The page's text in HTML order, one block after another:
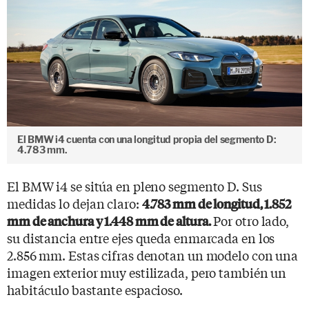
El BMW i4 cuenta con una longitud propia del segmento D:
4.783 mm.
El BMW i4 se sitúa en pleno segmento D. Sus
medidas lo dejan claro: 4.783 mm de longitud, 1.852
mm de anchura y 1.448 mm de altura.Por otro lado,
su distancia entre ejes queda enmarcada en los
2.856 mm. Estas cifras denotan un modelo con una
imagen exterior muy estilizada, pero también un
habitáculo bastante espacioso.